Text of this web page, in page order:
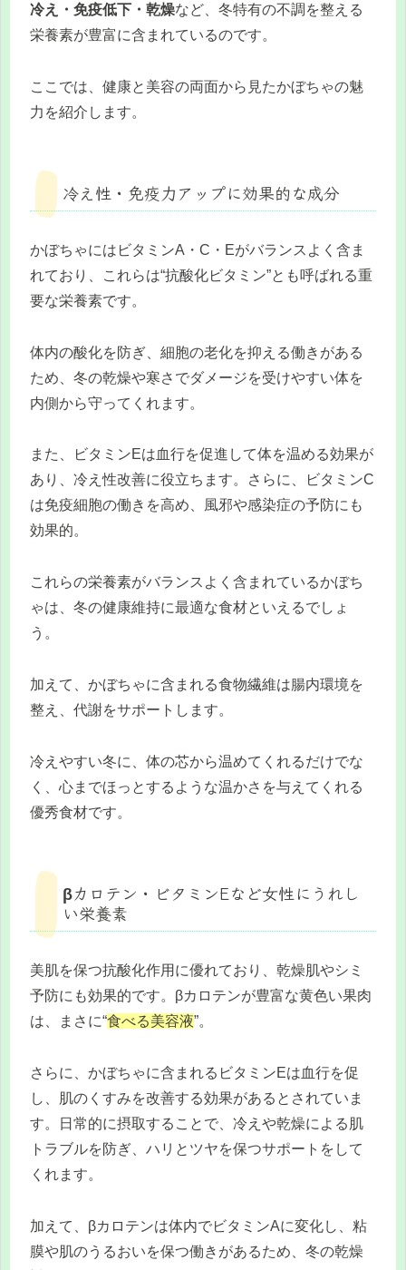
冷え・免疫低下・乾燥など、冬特有の不調を整える
栄養素が豊富に含まれているのです。
ここでは、健康と美容の両面から見たかぼちゃの魅
力を紹介します。
冷え性・免疫力アップに効果的な成分
かぼちゃにはビタミンA・C・Eがバランスよく含ま
れており、これらは“抗酸化ビタミン”とも呼ばれる重
要な栄養素です。
体内の酸化を防ぎ、細胞の老化を抑える働きがある
ため、冬の乾燥や寒さでダメージを受けやすい体を
内側から守ってくれます。
また、ビタミンEは血行を促進して体を温める効果が
あり、冷え性改善に役立ちます。さらに、ビタミンC
は免疫細胞の働きを高め、風邪や感染症の予防にも
効果的。
これらの栄養素がバランスよく含まれているかぼち
ゃは、冬の健康維持に最適な食材といえるでしょ
う。
加えて、かぼちゃに含まれる食物繊維は腸内環境を
整え、代謝をサポートします。
冷えやすい冬に、体の芯から温めてくれるだけでな
く、心までほっとするような温かさを与えてくれる
優秀食材です。
βカロテン・ビタミンEなど女性にうれし
い栄養素
美肌を保つ抗酸化作用に優れており、乾燥肌やシミ
予防にも効果的です。βカロテンが豊富な黄色い果肉
は、まさに“食べる美容液”。
さらに、かぼちゃに含まれるビタミンEは血行を促
し、肌のくすみを改善する効果があるとされていま
す。日常的に摂取することで、冷えや乾燥による肌
トラブルを防ぎ、ハリとツヤを保つサポートをして
くれます。
加えて、βカロテンは体内でビタミンAに変化し、粘
膜や肌のうるおいを保つ働きがあるため、冬の乾燥